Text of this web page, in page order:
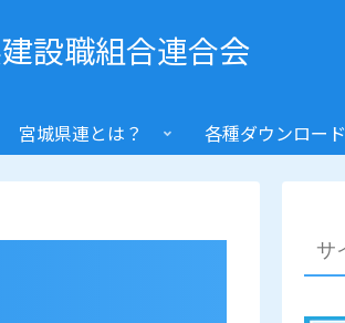
設職組合連合会
宮城県連とは？ 各種ダウンロード